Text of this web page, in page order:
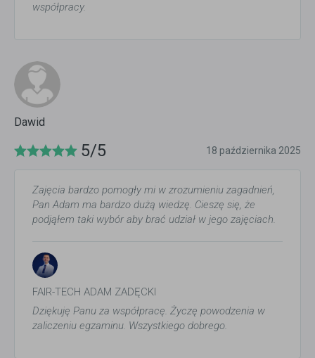
współpracy.
Dawid
5/5 18 października 2025
Zajęcia bardzo pomogły mi w zrozumieniu zagadnień,
Pan Adam ma bardzo dużą wiedzę. Cieszę się, że
podjąłem taki wybór aby brać udział w jego zajęciach.
FAIR-TECH ADAM ZADĘCKI
Dziękuję Panu za współpracę. Życzę powodzenia w
zaliczeniu egzaminu. Wszystkiego dobrego.